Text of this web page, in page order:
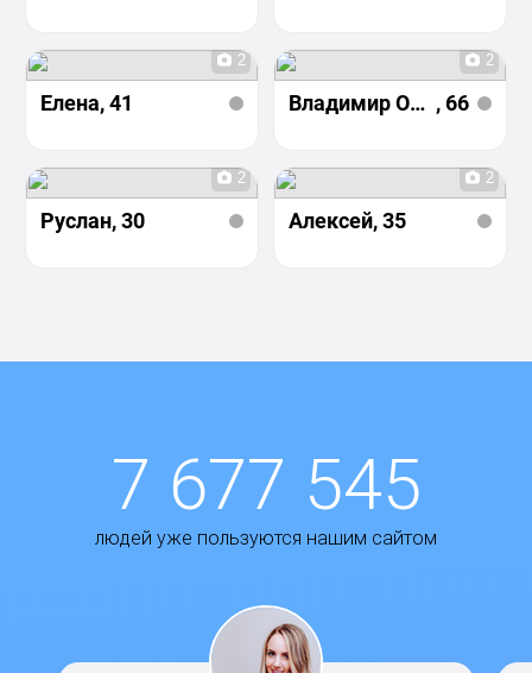
2
Елена, 41
2
Владимир Осадовский , 66
2
Руслан, 30
2
Алексей, 35
7 677 545
людей уже пользуются нашим сайтом